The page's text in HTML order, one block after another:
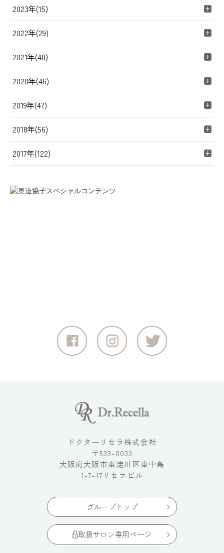
2023年(15)
2022年(29)
2021年(48)
2020年(46)
2019年(47)
2018年(56)
2017年(122)
ドクターリセラ株式会社
〒533-0033
大阪府大阪市東淀川区東中島
1-7-17リセラビル
グループトップ
取扱サロン専用ページ